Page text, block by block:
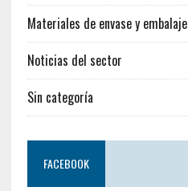
Materiales de envase y embalaje
Noticias del sector
Sin categoría
FACEBOOK